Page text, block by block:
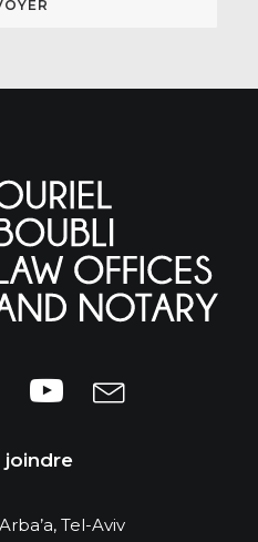
joindre
Tel-Aviv